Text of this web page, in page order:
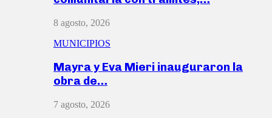
8 agosto, 2026
MUNICIPIOS
Mayra y Eva Mieri inauguraron la
obra de…
7 agosto, 2026